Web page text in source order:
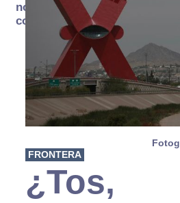
no se
consume
FRONTERA
¿Tos,